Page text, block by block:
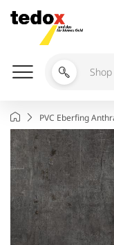
Inhalt
springen
Shop
Ratgeber
durchsuchen
StartseitePVC Eberfing